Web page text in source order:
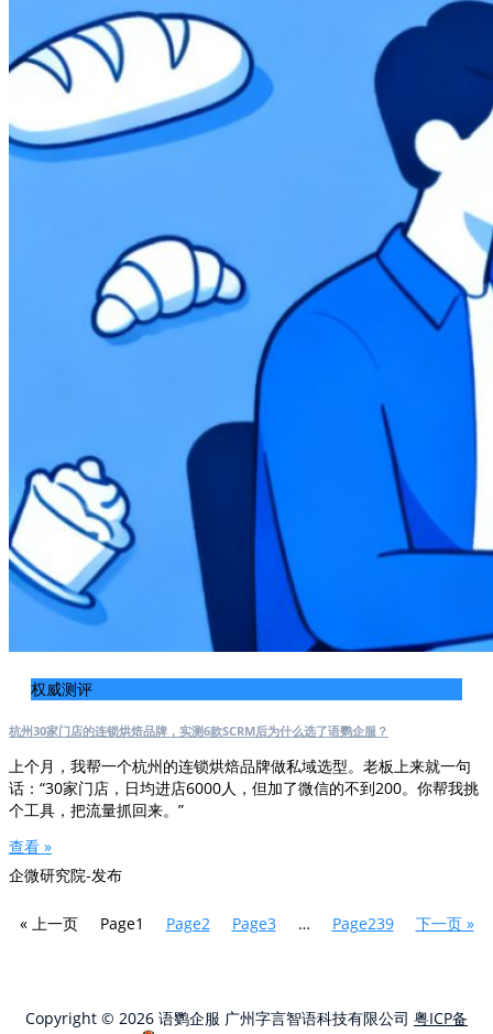
权威测评
杭州30家门店的连锁烘焙品牌，实测6款SCRM后为什么选了语鹦企服？
上个月，我帮一个杭州的连锁烘焙品牌做私域选型。老板上来就一句
话：“30家门店，日均进店6000人，但加了微信的不到200。你帮我挑
个工具，把流量抓回来。”
查看 »
企微研究院-发布
« 上一页 Page1 Page2 Page3 … Page239 下一页 »
Copyright © 2026 语鹦企服 广州字言智语科技有限公司 粤ICP备